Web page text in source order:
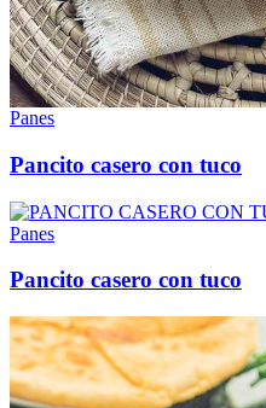
Panes
Pancito casero con tuco
Panes
Pancito casero con tuco